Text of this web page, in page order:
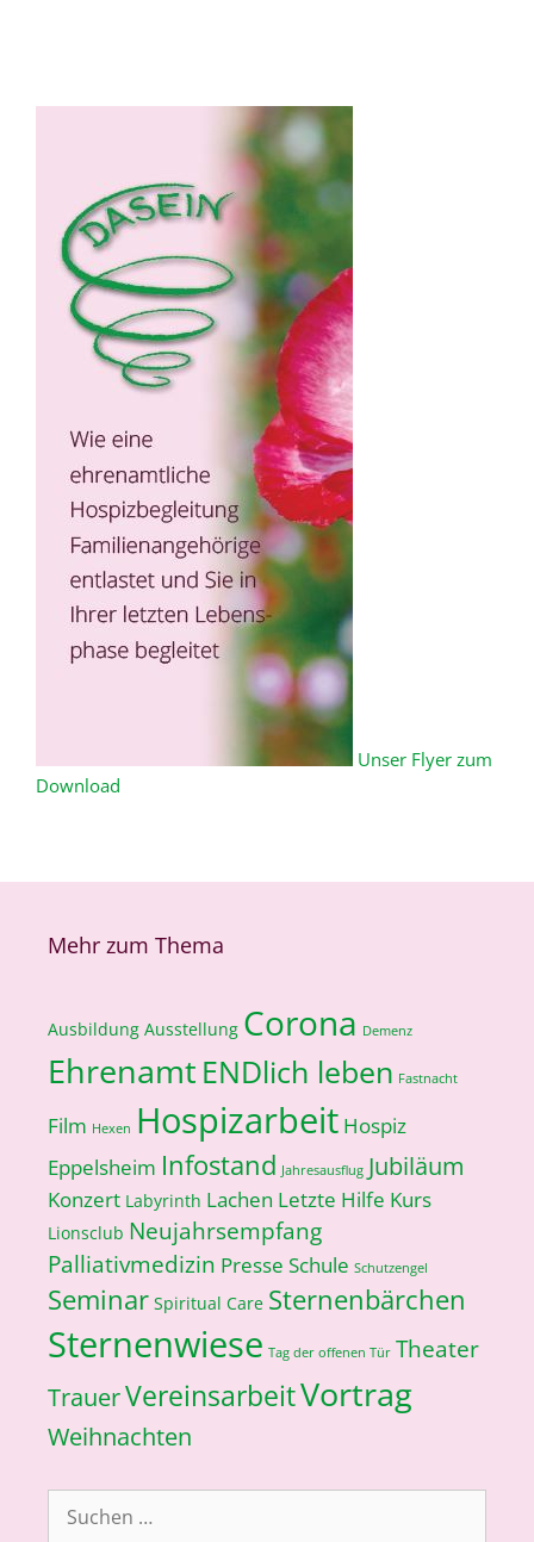
Unser Flyer zum
Download
Mehr zum Thema
Ausbildung Ausstellung Corona Demenz
Ehrenamt ENDlich leben Fastnacht
Film Hexen Hospizarbeit Hospiz
Eppelsheim Infostand Jahresausflug Jubiläum
Konzert Labyrinth Lachen Letzte Hilfe Kurs
Lionsclub Neujahrsempfang
Palliativmedizin Presse Schule Schutzengel
Seminar Spiritual Care Sternenbärchen
Sternenwiese Tag der offenen Tür Theater
TrauerVereinsarbeitVortrag
Weihnachten
nach: